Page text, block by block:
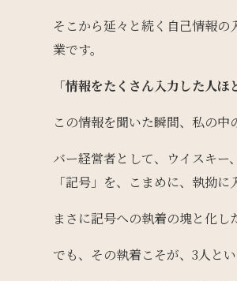
そこから延々と続く自己情報
業です。
「情報をたくさん入力した人ほ
この情報を聞いた瞬間、私の中
バー経営者として、ウイスキ
「記号」を、こまめに、執拗に
まさに記号への執着の塊と化し
でも、その執着こそが、3人と